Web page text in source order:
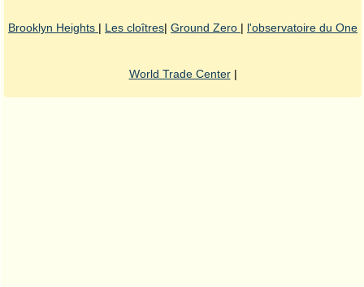
Brooklyn Heights | Les cloîtres| Ground Zero | l'observatoire du One
World Trade Center|